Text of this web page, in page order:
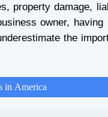
property damage,
owner,
the
in America